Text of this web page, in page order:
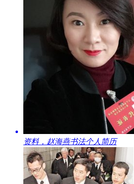
资料，赵海燕书法个人简历